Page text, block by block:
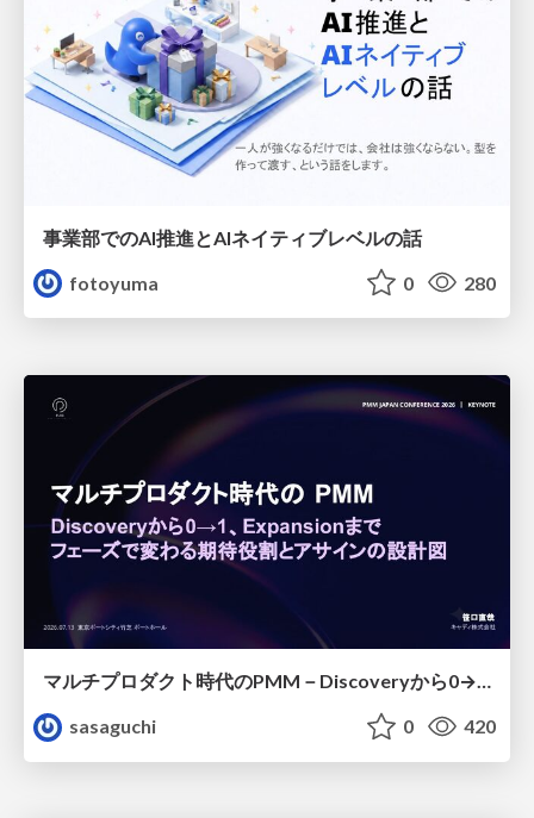
事業部でのAI推進とAIネイティブレベルの話
fotoyuma
0 280
マルチプロダクト時代のPMM－Discoveryから0→1、Expansionまで フェーズで変わる期待役割とアサインの設計図
sasaguchi
0 420